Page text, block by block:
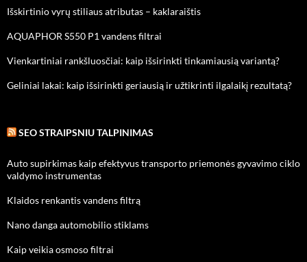
Išskirtinio vyrų stiliaus atributas – kaklaraištis
AQUAPHOR S550 P1 vandens filtrai
Vienkartiniai rankšluosčiai: kaip išsirinkti tinkamiausią variantą?
Geliniai lakai: kaip išsirinkti geriausią ir užtikrinti ilgalaikį rezultatą?
SEO STRAIPSNIU TALPINIMAS
Auto supirkimas kaip efektyvus transporto priemonės gyvavimo ciklo
valdymo instrumentas
Klaidos renkantis vandens filtrą
Nano danga automobilio stiklams
Kaip veikia osmoso filtrai